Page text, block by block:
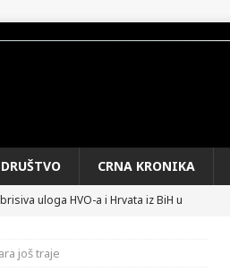
DRUŠTVO CRNA KRONIKA